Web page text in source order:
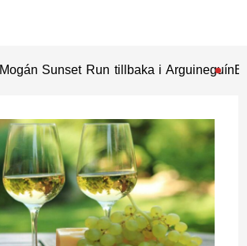
Mogán Sunset Run tillbaka i Arguineguín